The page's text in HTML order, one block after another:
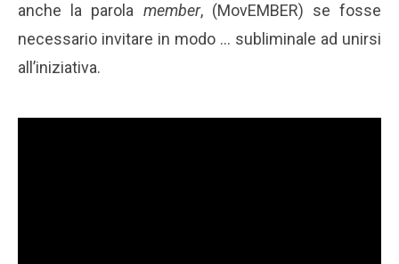
anche la parola member, (MovEMBER) se fosse
necessario invitare in modo … subliminale ad unirsi
all’iniziativa.